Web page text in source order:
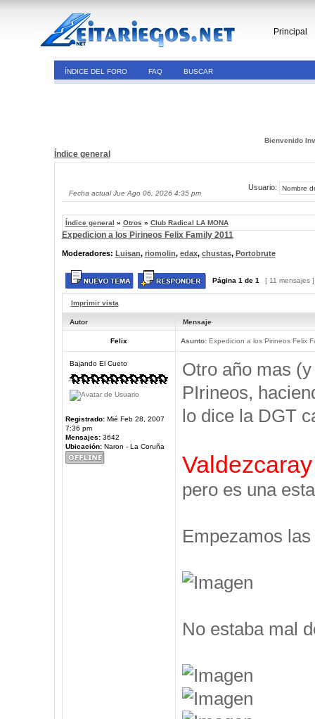
Principal
ÍNDICE DEL FORO FAQ BUSCAR
Bienvenido
Índice general
Fecha actual Jue Ago 06, 2026 4:35 pm
Usuario:
Índice general » Otros » Club Radical LA MONA
Expedicion a los Pirineos Felix Family 2011
Moderadores: Luisan, riomolin, edax, chustas, Portobrute
Página 1 de 1 [ 11 mensajes
Imprimir vista
Autor Mensaje
Felix Asunto:Expedicion a los Pirineos Felix
Bajando El Cueto
Registrado:Mié Feb 28, 2007
7:36 pm
Mensajes:3642
Ubicación:Naron - La Coruña
Otro año mas
PIrineos,
lo dice la DGT
Valdezcaray
pero es una
Empezamos
No estaba mal